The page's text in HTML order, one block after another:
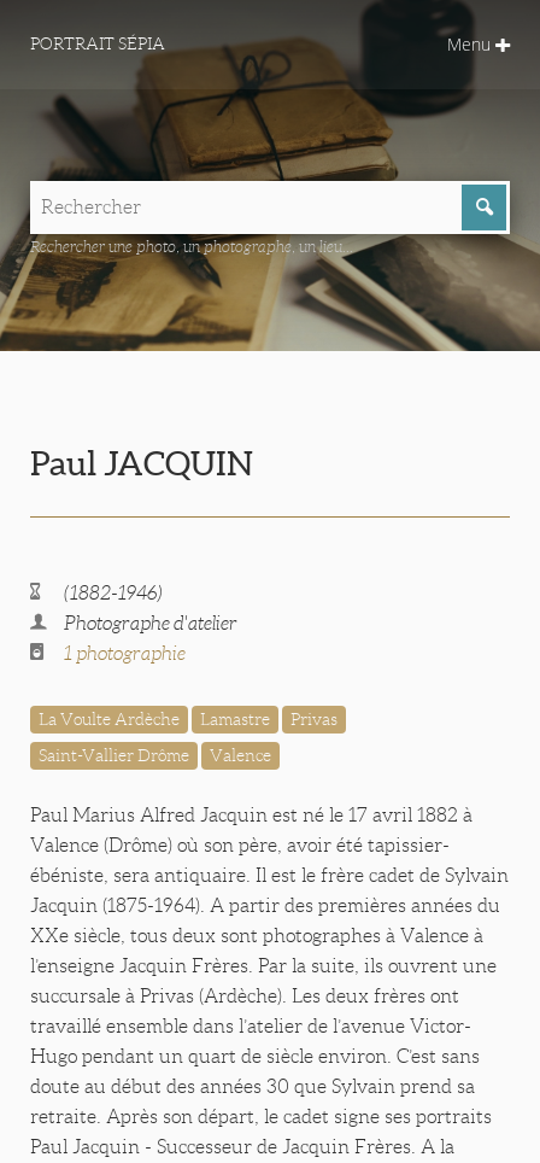
PORTRAIT SÉPIA Menu
Rechercher une photo, un photographe, un lieu...
Paul JACQUIN
(1882-1946)
Photographe d'atelier
1 photographie
La Voulte Ardèche Lamastre
Privas
Saint-Vallier Drôme
Valence
Paul Marius Alfred Jacquin est né le 17 avril 1882 à
Valence (Drôme) où son père, avoir été tapissier-
ébéniste, sera antiquaire. Il est le frère cadet de Sylvain
Jacquin (1875-1964). A partir des premières années du
XXe siècle, tous deux sont photographes à Valence à
l’enseigne Jacquin Frères. Par la suite, ils ouvrent une
succursale à Privas (Ardèche). Les deux frères ont
travaillé ensemble dans l’atelier de l’avenue Victor-
Hugo pendant un quart de siècle environ. C’est sans
doute au début des années 30 que Sylvain prend sa
retraite. Après son départ, le cadet signe ses portraits
Paul Jacquin - Successeur de Jacquin Frères. A la